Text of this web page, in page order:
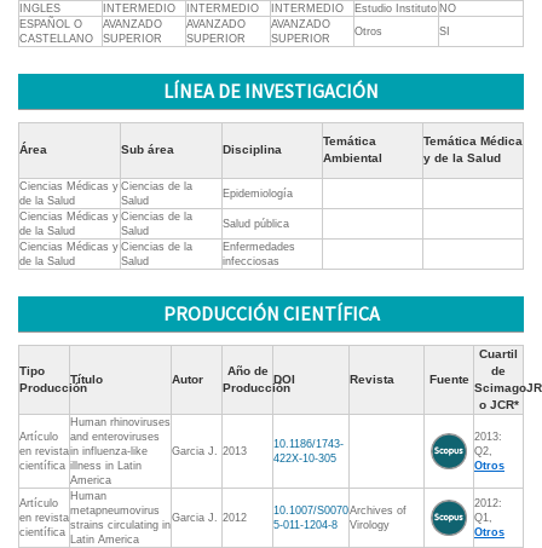
INGLES INTERMEDIO INTERMEDIO INTERMEDIO Estudio Instituto NO
ESPAÑOL O
CASTELLANO
AVANZADO
SUPERIOR
AVANZADO
SUPERIOR
AVANZADO
SUPERIOR
Otros SI
LÍNEA DE INVESTIGACIÓN
Área Sub área Disciplina
Temática
Ambiental
Temática Médica
y de la Salud
Ciencias Médicas y
de la Salud
Ciencias de la
Salud
Epidemiología
Ciencias Médicas y
de la Salud
Ciencias de la
Salud
Salud pública
Ciencias Médicas y
de la Salud
Ciencias de la
Salud
Enfermedades
infecciosas
PRODUCCIÓN CIENTÍFICA
Tipo
Producción
Título Autor
Año de
Producción
DOI Revista Fuente
Cuartil
de
ScimagoJR
o JCR*
Artículo
en revista
científica
Human rhinoviruses
and enteroviruses
in influenza-like
illness in Latin
America
Garcia J. 2013
10.1186/1743-
422X-10-305
2013:
Q2,
Otros
Artículo
en revista
científica
Human
metapneumovirus
strains circulating in
Latin America
Garcia J. 2012
10.1007/S0070
5-011-1204-8
Archives of
Virology
2012:
Q1,
Otros